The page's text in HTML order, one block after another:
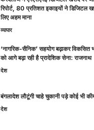
रिपोर्ट, 80 प्रतिशत इकाइयों ने डिजिटल
लिए अहम माना
व्यापार
‘नागरिक-सैनिक’ सहयोग बढ़ाकर विकसित
को आगे बढ़ा रही है प्रादेशिक सेना: राजनाथ
देश
बंगलादेश लौटूंगी चाहे चुकानी पड़े कोई भी
देश